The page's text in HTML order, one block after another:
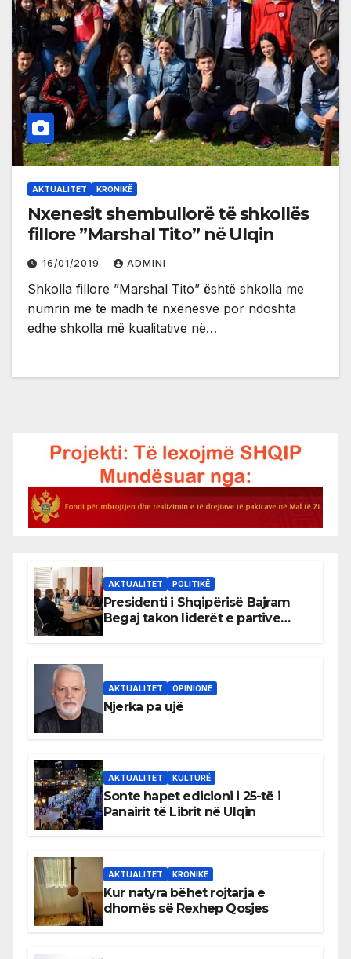
AKTUALITET KRONIKË
Nxenesit shembullorë të shkollës
fillore ”Marshal Tito” në Ulqin
16/01/2019 ADMINI
Shkolla fillore ”Marshal Tito” është shkolla me
numrin më të madh të nxënësve por ndoshta
edhe shkolla më kualitative në…
AKTUALITET POLITIKË
Presidenti i Shqipërisë Bajram
Begaj takon liderët e partive
AKTUALITET OPINIONE
Njerka pa ujë
AKTUALITET KULTURË
Sonte hapet edicioni i 25-të i
Panairit të Librit në Ulqin
AKTUALITET KRONIKË
Kur natyra bëhet rojtarja e
dhomës së Rexhep Qosjes